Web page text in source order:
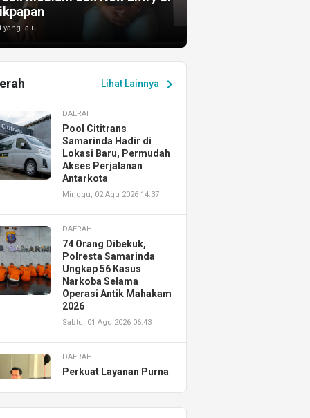
yang lalu
Lihat Lainnya chevron_right
DAERAH
Pool Cititrans
Samarinda Hadir di
Lokasi Baru, Permudah
Akses Perjalanan
Antarkota
Minggu, 02 Agu 2026 14:37
DAERAH
74 Orang Dibekuk,
Polresta Samarinda
Ungkap 56 Kasus
Narkoba Selama
Operasi Antik Mahakam
2026
Sabtu, 01 Agu 2026 06:43
DAERAH
Perkuat Layanan Purna
Resmikan AHASS